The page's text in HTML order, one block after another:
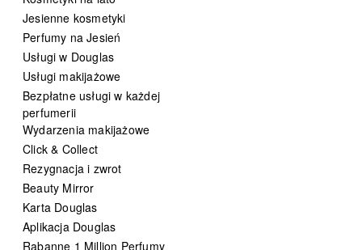
Jesienne kosmetyki
Perfumy na Jesień
Usługi w Douglas
Usługi makijażowe
Bezpłatne usługi w każdej
perfumerii
Wydarzenia makijażowe
Click & Collect
Rezygnacja i zwrot
Beauty Mirror
Karta Douglas
Aplikacja Douglas
Rabanne 1 Million Perfumy